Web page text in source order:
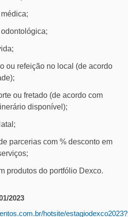
ou refeição no local (de acordo
ou fretado (de acordo com
disponível);
parcerias com % desconto em
produtos do portfólio Dexco.
2023
hotsite/estagiodexco2023?